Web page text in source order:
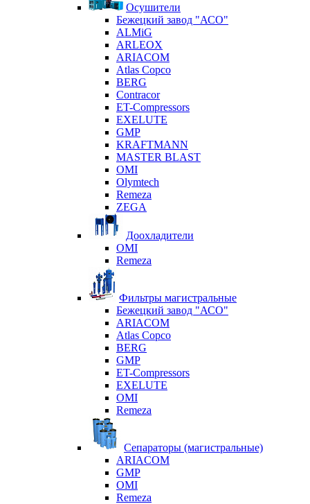
Осушители
Бежецкий завод "АСО"
ALMiG
ARLEOX
ARIACOM
Atlas Copco
BERG
Contracor
ET-Compressors
EXELUTE
GMP
KRAFTMANN
MASTER BLAST
OMI
Olymtech
Remeza
ZEGA
Доохладители
OMI
Remeza
Фильтры магистральные
Бежецкий завод "АСО"
ARIACOM
Atlas Copco
BERG
GMP
ET-Compressors
EXELUTE
OMI
Remeza
Сепараторы (магистральные)
ARIACOM
GMP
OMI
Remeza